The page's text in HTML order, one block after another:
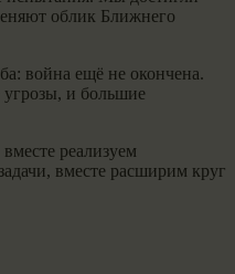
облик Ближнего
война ещё не окончена.
и большие
реализуем
вместе расширим круг